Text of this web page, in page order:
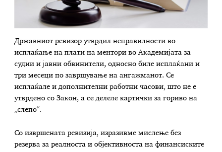
Државниот ревизор утврдил неправилности во
исплаќање на плати на ментори во Академијата за
судии и јавни обвинители, односно биле исплаќани и
три месеци по завршување на ангажманот. Се
исплаќале и дополнителни работни часови, што не е
утврдено со Закон, а се делеле картички за гориво на
„слепо“.
Со извршената ревизија, изразивме мислење без
резерва за реалноста и објективноста на финансиските